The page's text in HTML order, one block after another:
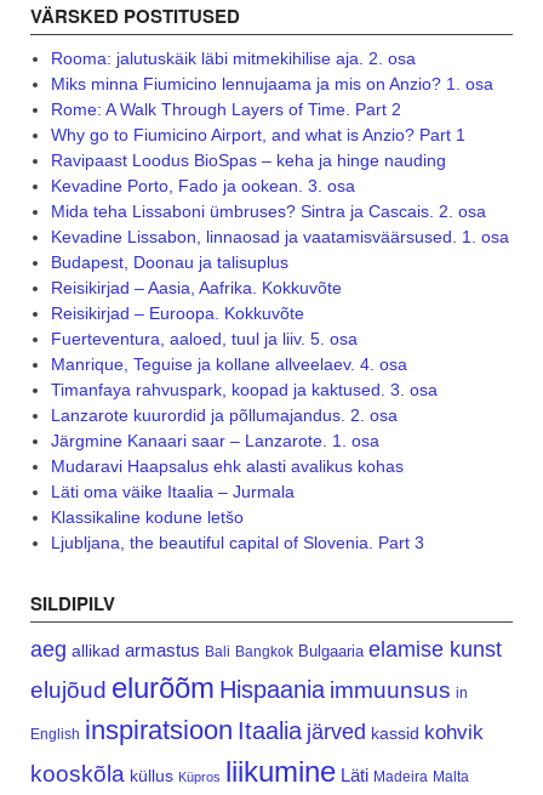
VÄRSKED POSTITUSED
Rooma: jalutuskäik läbi mitmekihilise aja. 2. osa
Miks minna Fiumicino lennujaama ja mis on Anzio? 1. osa
Rome: A Walk Through Layers of Time. Part 2
Why go to Fiumicino Airport, and what is Anzio? Part 1
Ravipaast Loodus BioSpas – keha ja hinge nauding
Kevadine Porto, Fado ja ookean. 3. osa
Mida teha Lissaboni ümbruses? Sintra ja Cascais. 2. osa
Kevadine Lissabon, linnaosad ja vaatamisväärsused. 1. osa
Budapest, Doonau ja talisuplus
Reisikirjad – Aasia, Aafrika. Kokkuvõte
Reisikirjad – Euroopa. Kokkuvõte
Fuerteventura, aaloed, tuul ja liiv. 5. osa
Manrique, Teguise ja kollane allveelaev. 4. osa
Timanfaya rahvuspark, koopad ja kaktused. 3. osa
Lanzarote kuurordid ja põllumajandus. 2. osa
Järgmine Kanaari saar – Lanzarote. 1. osa
Mudaravi Haapsalus ehk alasti avalikus kohas
Läti oma väike Itaalia – Jurmala
Klassikaline kodune letšo
Ljubljana, the beautiful capital of Slovenia. Part 3
SILDIPILV
aeg allikad armastus Bali Bangkok Bulgaaria elamise kunst
elujõud elurõõm Hispaania immuunsus in
English inspiratsioon Itaalia järved kassid kohvik
kooskõla küllus Küpros liikumine Läti Madeira Malta